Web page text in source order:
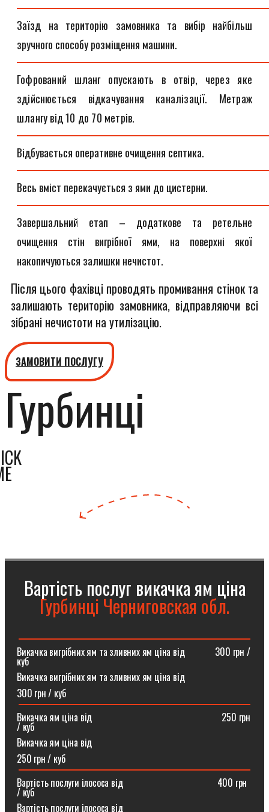
Заїзд на територію замовника та вибір найбільш
зручного способу розміщення машини.
Гофрований шланг опускають в отвір, через яке
здійснюється відкачування каналізації. Метраж
шлангу від 10 до 70 метрів.
Відбувається оперативне очищення септика.
Весь вміст перекачується з ями до цистерни.
Завершальний етап – додаткове та ретельне
очищення стін вигрібної ями, на поверхні якої
накопичуються залишки нечистот.
Після цього фахівці проводять промивання стінок та
залишають територію замовника, відправляючи всі
зібрані нечистоти на утилізацію.
ЗАМОВИТИ ПОСЛУГУ
Гурбинці
Вартість послуг викачка ям ціна
Гурбинці Черниговская обл.
Викачка вигрібних ям та зливних ям ціна від ⠀⠀⠀⠀300 грн /
куб
Викачка вигрібних ям та зливних ям ціна від
300 грн / куб
Викачка ям ціна від ⠀⠀⠀⠀⠀⠀⠀⠀⠀⠀⠀⠀⠀⠀⠀⠀⠀⠀250 грн
/ куб
Викачка ям ціна від
250 грн / куб
Вартість послуги ілососа від ⠀⠀⠀⠀⠀⠀⠀⠀⠀⠀⠀⠀⠀400 грн
/ куб
Вартість послуги ілососа від